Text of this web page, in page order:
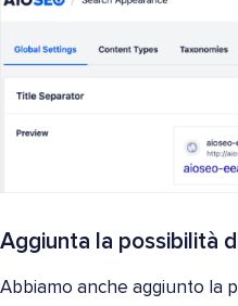
Aggiunta la possibilità
Abbiamo anche aggiunto la